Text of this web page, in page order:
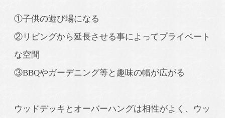
①子供の遊び場になる
②リビングから延長させる事によってプライベート
な空間
③BBQやガーデニング等と趣味の幅が広がる
ウッドデッキとオーバーハングは相性がよく、ウッ